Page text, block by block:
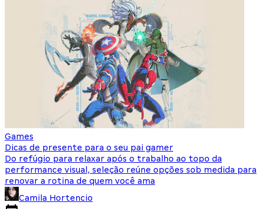
Games
Dicas de presente para o seu pai gamer
Do refúgio para relaxar após o trabalho ao topo da
performance visual, seleção reúne opções sob medida para
renovar a rotina de quem você ama
Camila Hortencio